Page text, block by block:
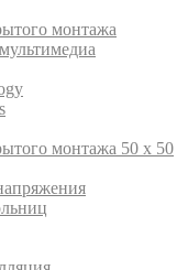
монтажа
монтажа 50 x 50